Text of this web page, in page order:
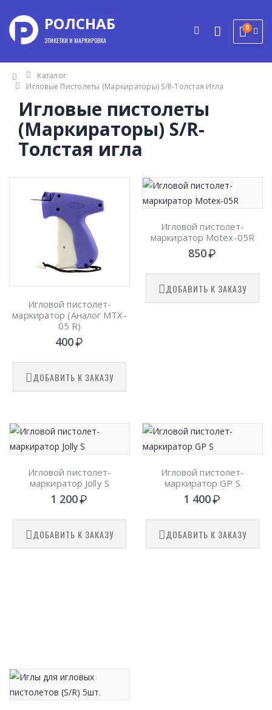
РОЛСНАБ
ЭТИКЕТКИ И МАРКИРОВКА
0
Каталог
Игловые Пистолеты (Маркираторы) S/R-Толстая Игла
Игловые пистолеты
(Маркираторы) S/R-
Толстая игла
Игловой пистолет-
маркиратор (Аналог MTX-
05 R)
400
ДОБАВИТЬ К ЗАКАЗУ
Игловой пистолет-
маркиратор Motex-05R
850
ДОБАВИТЬ К ЗАКАЗУ
Игловой пистолет-
маркиратор Jolly S
1 200
ДОБАВИТЬ К ЗАКАЗУ
Игловой пистолет-
маркиратор GP S
1 400
ДОБАВИТЬ К ЗАКАЗУ